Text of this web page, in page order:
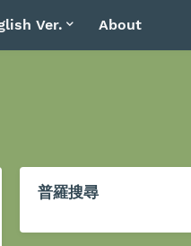
Ver. About
普羅搜尋